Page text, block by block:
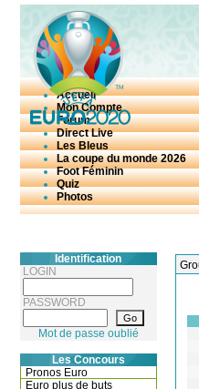
Accueil
Mon Compte
Forum
Direct Live
Les Bleus
La coupe du monde 2026
Foot Féminin
Quiz
Photos
Identification
LOGIN
PASSWORD
Mot de passe oublié
Les Concours
Pronos Euro
Euro plus de buts